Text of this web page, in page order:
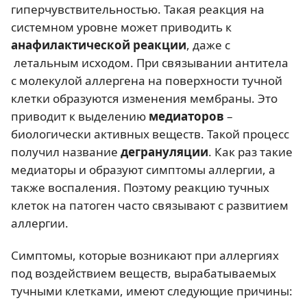
гиперчувствительностью. Такая реакция на
системном уровне может приводить к
анафилактической реакции, даже с
летальным исходом. При связывании антитела
с молекулой аллергена на поверхности тучной
клетки образуются изменения мембраны. Это
приводит к выделению медиаторов –
биологически активных веществ. Такой процесс
получил название дегрануляции. Как раз такие
медиаторы и образуют симптомы аллергии, а
также воспаления. Поэтому реакцию тучных
клеток на патоген часто связывают с развитием
аллергии.
Симптомы, которые возникают при аллергиях
под воздействием веществ, вырабатываемых
тучными клетками, имеют следующие причины: